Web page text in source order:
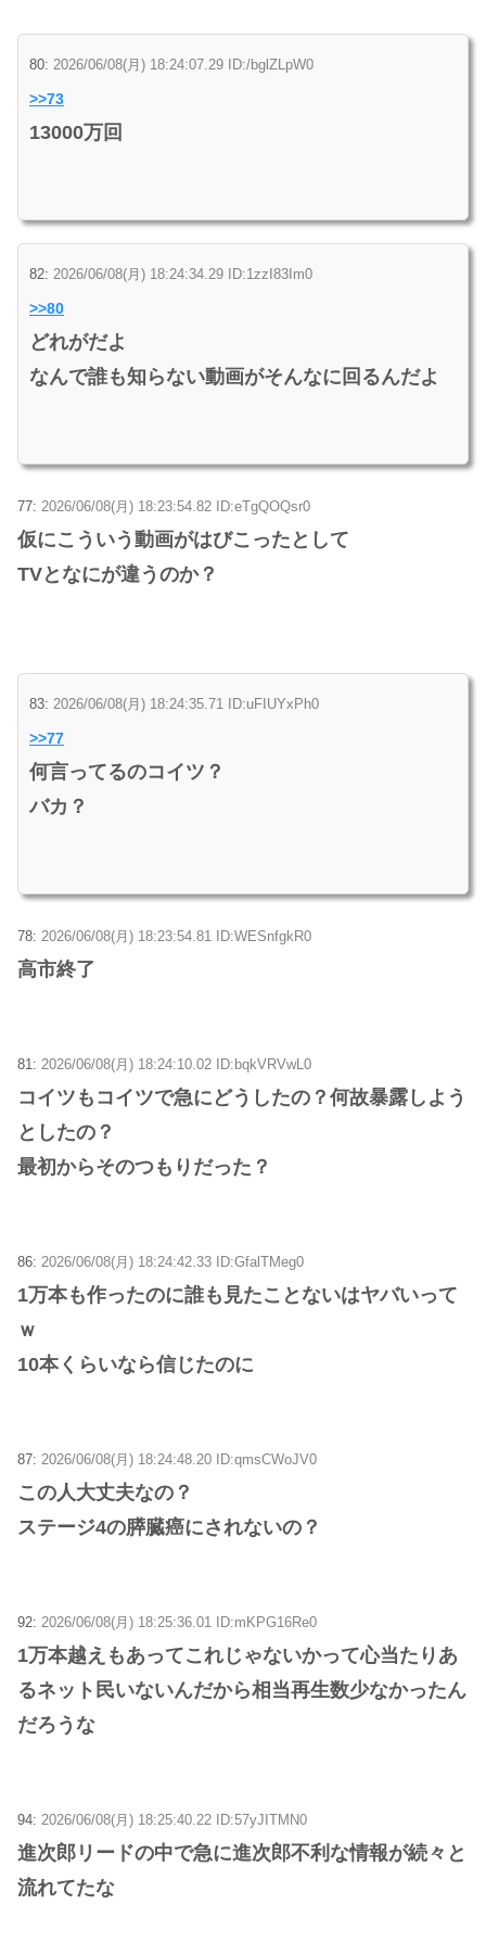
80: 2026/06/08(月) 18:24:07.29 ID:/bglZLpW0
>>73
13000万回
82: 2026/06/08(月) 18:24:34.29 ID:1zzI83Im0
>>80
どれがだよ
なんで誰も知らない動画がそんなに回るんだよ
77: 2026/06/08(月) 18:23:54.82 ID:eTgQOQsr0
仮にこういう動画がはびこったとして
TVとなにが違うのか？
83: 2026/06/08(月) 18:24:35.71 ID:uFIUYxPh0
>>77
何言ってるのコイツ？
バカ？
78: 2026/06/08(月) 18:23:54.81 ID:WESnfgkR0
高市終了
81: 2026/06/08(月) 18:24:10.02 ID:bqkVRVwL0
コイツもコイツで急にどうしたの？何故暴露しよう
としたの？
最初からそのつもりだった？
86: 2026/06/08(月) 18:24:42.33 ID:GfalTMeg0
1万本も作ったのに誰も見たことないはヤバいって
ｗ
10本くらいなら信じたのに
87: 2026/06/08(月) 18:24:48.20 ID:qmsCWoJV0
この人大丈夫なの？
ステージ4の膵臓癌にされないの？
92: 2026/06/08(月) 18:25:36.01 ID:mKPG16Re0
1万本越えもあってこれじゃないかって心当たりあ
るネット民いないんだから相当再生数少なかったん
だろうな
94: 2026/06/08(月) 18:25:40.22 ID:57yJITMN0
進次郎リードの中で急に進次郎不利な情報が続々と
流れてたな